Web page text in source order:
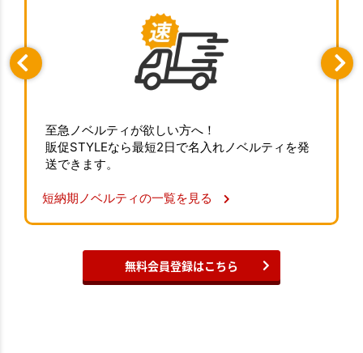
至急ノベルティが欲しい方へ！
販促STYLEなら最短2日で名入れノベルティを発
送できます。
短納期ノベルティの一覧を見る
無料会員登録はこちら